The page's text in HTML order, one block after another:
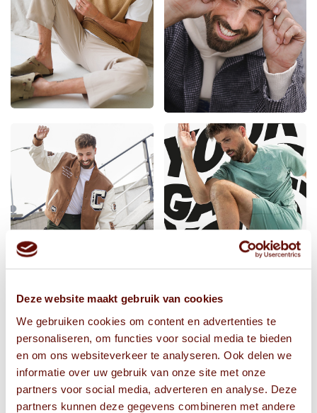
Deze website maakt gebruik van cookies
We gebruiken cookies om content en advertenties te
personaliseren, om functies voor social media te bieden
en om ons websiteverkeer te analyseren. Ook delen we
informatie over uw gebruik van onze site met onze
partners voor social media, adverteren en analyse. Deze
partners kunnen deze gegevens combineren met andere